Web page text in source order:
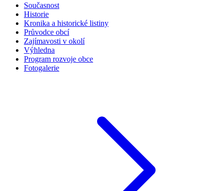
Současnost
Historie
Kronika a historické listiny
Průvodce obcí
Zajímavosti v okolí
Výhledna
Program rozvoje obce
Fotogalerie